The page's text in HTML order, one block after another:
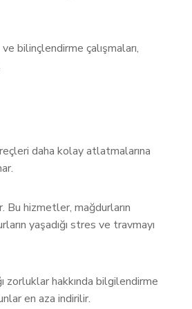
bilinçlendirme çalışmaları,
daha kolay atlatmalarına
Bu hizmetler, mağdurların
yaşadığı stres ve travmayı
zorluklar hakkında bilgilendirme
en aza indirilir.